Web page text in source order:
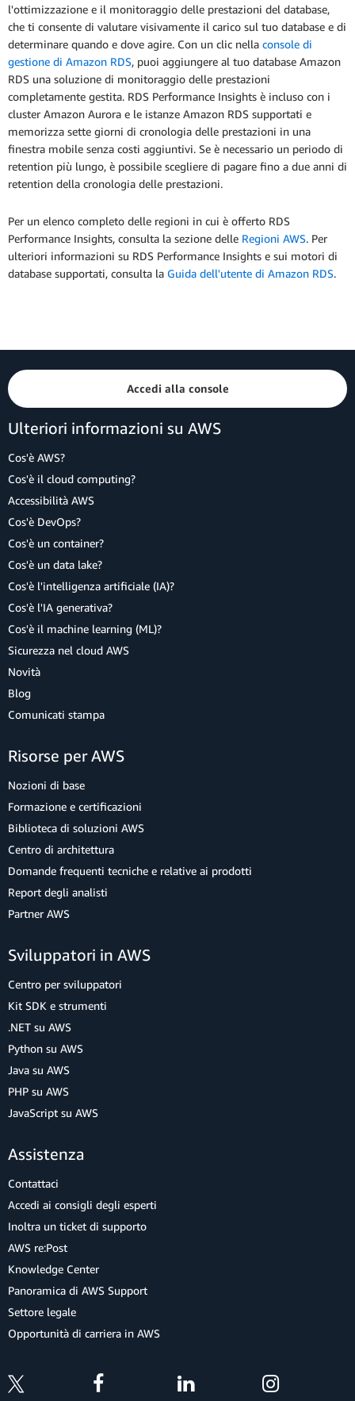
l'ottimizzazione e il monitoraggio delle prestazioni del database,
che ti consente di valutare visivamente il carico sul tuo database e di
determinare quando e dove agire. Con un clic nella console di
gestione di Amazon RDS, puoi aggiungere al tuo database Amazon
RDS una soluzione di monitoraggio delle prestazioni
completamente gestita. RDS Performance Insights è incluso con i
cluster Amazon Aurora e le istanze Amazon RDS supportati e
memorizza sette giorni di cronologia delle prestazioni in una
finestra mobile senza costi aggiuntivi. Se è necessario un periodo di
retention più lungo, è possibile scegliere di pagare fino a due anni di
retention della cronologia delle prestazioni.
Per un elenco completo delle regioni in cui è offerto RDS
Performance Insights, consulta la sezione delle Regioni AWS. Per
ulteriori informazioni su RDS Performance Insights e sui motori di
database supportati, consulta la Guida dell'utente di Amazon RDS.
Accedi alla console
Ulteriori informazioni su AWS
Cos'è AWS?
Cos'è il cloud computing?
Accessibilità AWS
Cos'è DevOps?
Cos'è un container?
Cos'è un data lake?
Cos'è l'intelligenza artificiale (IA)?
Cos'è l'IA generativa?
Cos'è il machine learning (ML)?
Sicurezza nel cloud AWS
Novità
Blog
Comunicati stampa
Risorse per AWS
Nozioni di base
Formazione e certificazioni
Biblioteca di soluzioni AWS
Centro di architettura
Domande frequenti tecniche e relative ai prodotti
Report degli analisti
Partner AWS
Sviluppatori in AWS
Centro per sviluppatori
Kit SDK e strumenti
.NET su AWS
Python su AWS
Java su AWS
PHP su AWS
JavaScript su AWS
Assistenza
Contattaci
Accedi ai consigli degli esperti
Inoltra un ticket di supporto
AWS re:Post
Knowledge Center
Panoramica di AWS Support
Settore legale
Opportunità di carriera in AWS